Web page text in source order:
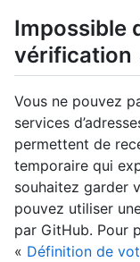
Impossible
vérification
Vous ne pouvez
services
permettent de
temporaire qui
souhaitez garder
pouvez utiliser
par GitHub. Pour
« Définition de